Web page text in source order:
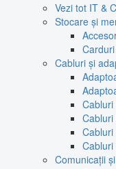
Vezi tot IT &
Stocare și
Cabluri și
Cabluri
Cabluri
Comunicații